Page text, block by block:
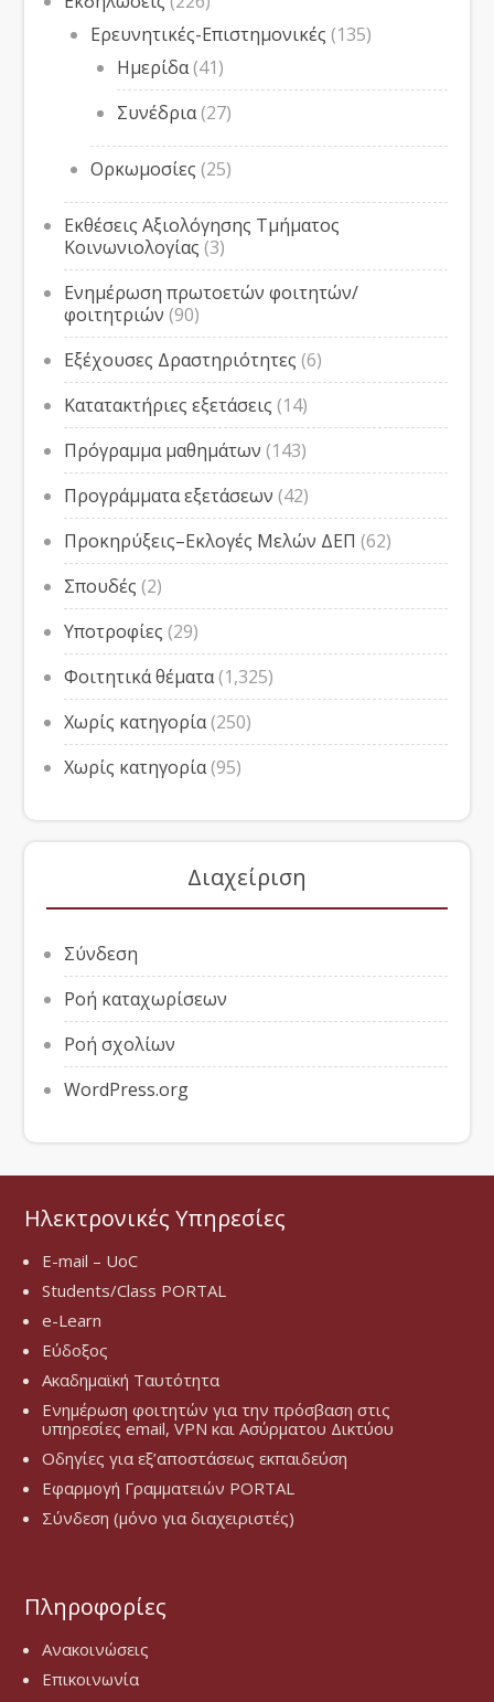
Ερευνητικές-Επιστημονικές (135)
Ημερίδα(41)
Συνέδρια(27)
Ορκωμοσίες (25)
Εκθέσεις Αξιολόγησης Τμήματος
Κοινωνιολογίας (3)
Ενημέρωση πρωτοετών φοιτητών/
φοιτητριών (90)
Εξέχουσες Δραστηριότητες (6)
Κατατακτήριες εξετάσεις (14)
Πρόγραμμα μαθημάτων (143)
Προγράμματα εξετάσεων (42)
Προκηρύξεις–Εκλογές Μελών ΔΕΠ (62)
Σπουδές (2)
Υποτροφίες (29)
Φοιτητικά θέματα(1,325)
Χωρίς κατηγορία(250)
Χωρίς κατηγορία(95)
Διαχείριση
Σύνδεση
Ροή καταχωρίσεων
Ροή σχολίων
WordPress.org
Ηλεκτρονικές Υπηρεσίες
E-mail – UoC
Students/Class PORTAL
e-Learn
Εύδοξος
Ακαδημαϊκή Ταυτότητα
Ενημέρωση φοιτητών για την πρόσβαση στις
υπηρεσίες email, VPN και Ασύρματου Δικτύου
Οδηγίες για εξ’αποστάσεως εκπαιδεύση
Εφαρμογή Γραμματειών PORTAL
Σύνδεση (μόνο για διαχειριστές)
Πληροφορίες
Ανακοινώσεις
Επικοινωνία